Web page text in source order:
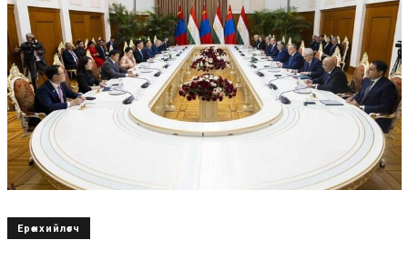
Ерөнхийлөгч